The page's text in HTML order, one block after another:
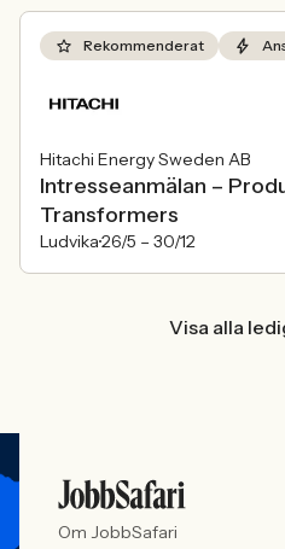
behöver kunna visa vad det
Rekommenderat
Hitachi Energy Sweden AB
Intresseanmälan –
Transformers
Ludvika26/5 – 30/12
Visa alla
Om JobbSafari